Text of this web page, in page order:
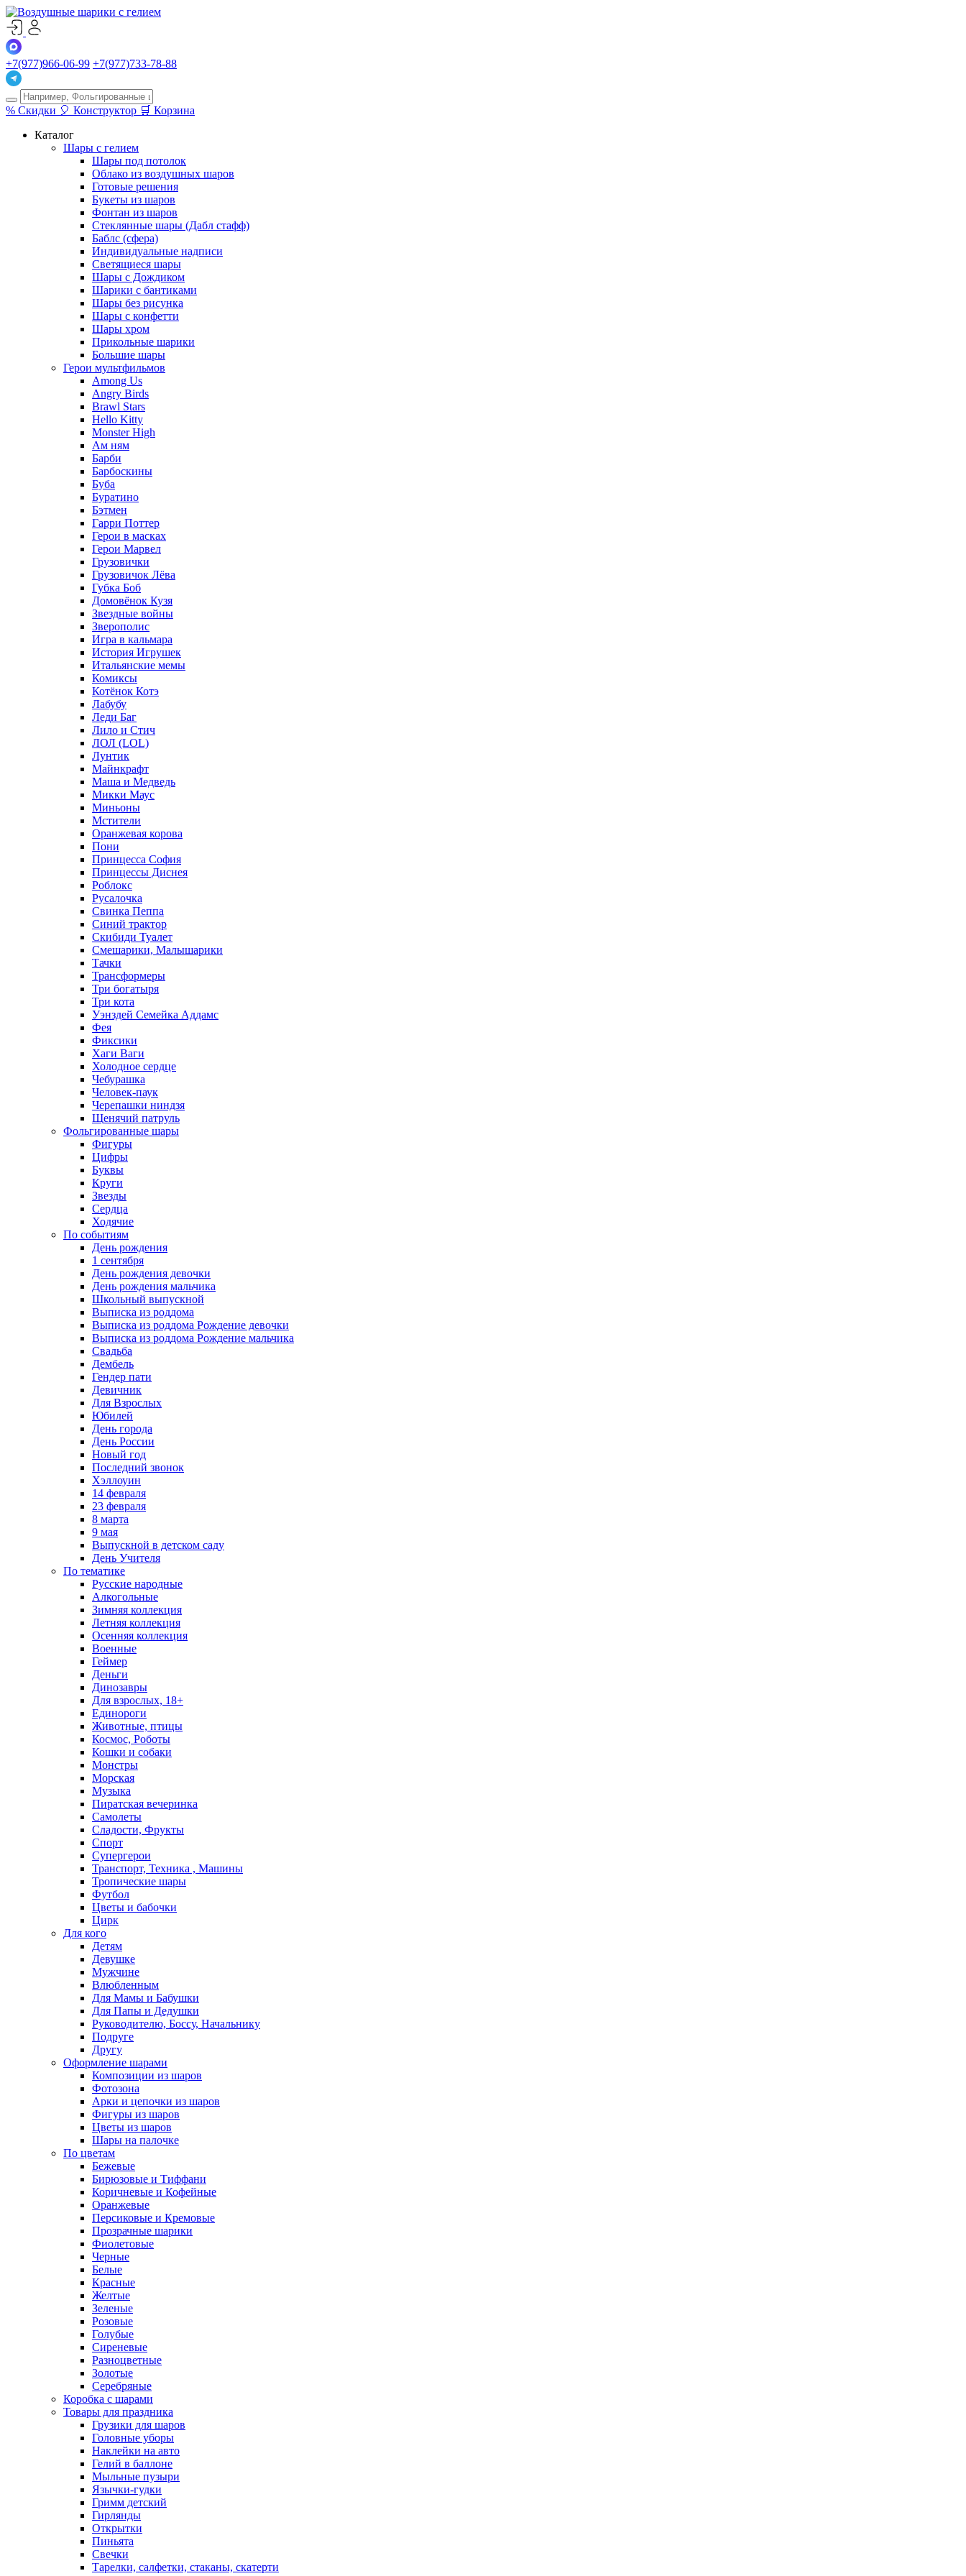
+7(977)966-06-99 +7(977)733-78-88
% Скидки 🎈 Конструктор 🛒 Корзина
Каталог
Шары с гелием
Шары под потолок
Облако из воздушных шаров
Готовые решения
Букеты из шаров
Фонтан из шаров
Стеклянные шары (Дабл стафф)
Баблс (сфера)
Индивидуальные надписи
Светящиеся шары
Шары с Дождиком
Шарики с бантиками
Шары без рисунка
Шары с конфетти
Шары хром
Прикольные шарики
Большие шары
Герои мультфильмов
Among Us
Angry Birds
Brawl Stars
Hello Kitty
Monster High
Ам ням
Барби
Барбоскины
Буба
Буратино
Бэтмен
Гарри Поттер
Герои в масках
Герои Марвел
Грузовички
Грузовичок Лёва
Губка Боб
Домовёнок Кузя
Звездные войны
Зверополис
Игра в кальмара
История Игрушек
Итальянские мемы
Комиксы
Котёнок Котэ
Лабубу
Леди Баг
Лило и Стич
ЛОЛ (LOL)
Лунтик
Майнкрафт
Маша и Медведь
Микки Маус
Миньоны
Мстители
Оранжевая корова
Пони
Принцесса София
Принцессы Диснея
Роблокс
Русалочка
Свинка Пеппа
Синий трактор
Скибиди Туалет
Смешарики, Малышарики
Тачки
Трансформеры
Три богатыря
Три кота
Уэнздей Семейка Аддамс
Фея
Фиксики
Хаги Ваги
Холодное сердце
Чебурашка
Человек-паук
Черепашки ниндзя
Щенячий патруль
Фольгированные шары
Фигуры
Цифры
Буквы
Круги
Звезды
Сердца
Ходячие
По событиям
День рождения
1 сентября
День рождения девочки
День рождения мальчика
Школьный выпускной
Выписка из роддома
Выписка из роддома Рождение девочки
Выписка из роддома Рождение мальчика
Свадьба
Дембель
Гендер пати
Девичник
Для Взрослых
Юбилей
День города
День России
Новый год
Последний звонок
Хэллоуин
14 февраля
23 февраля
8 марта
9 мая
Выпускной в детском саду
День Учителя
По тематике
Русские народные
Алкогольные
Зимняя коллекция
Летняя коллекция
Осенняя коллекция
Военные
Геймер
Деньги
Динозавры
Для взрослых, 18+
Единороги
Животные, птицы
Космос, Роботы
Кошки и собаки
Монстры
Морская
Музыка
Пиратская вечеринка
Самолеты
Сладости, Фрукты
Спорт
Супергерои
Транспорт, Техника , Машины
Тропические шары
Футбол
Цветы и бабочки
Цирк
Для кого
Детям
Девушке
Мужчине
Влюбленным
Для Мамы и Бабушки
Для Папы и Дедушки
Руководителю, Боссу, Начальнику
Подруге
Другу
Оформление шарами
Композиции из шаров
Фотозона
Арки и цепочки из шаров
Фигуры из шаров
Цветы из шаров
Шары на палочке
По цветам
Бежевые
Бирюзовые и Тиффани
Коричневые и Кофейные
Оранжевые
Персиковые и Кремовые
Прозрачные шарики
Фиолетовые
Черные
Белые
Красные
Желтые
Зеленые
Розовые
Голубые
Сиреневые
Разноцветные
Золотые
Серебряные
Коробка с шарами
Товары для праздника
Грузики для шаров
Головные уборы
Наклейки на авто
Гелий в баллоне
Мыльные пузыри
Язычки-гудки
Гримм детский
Гирлянды
Открытки
Пиньята
Свечки
Тарелки, салфетки, стаканы, скатерти